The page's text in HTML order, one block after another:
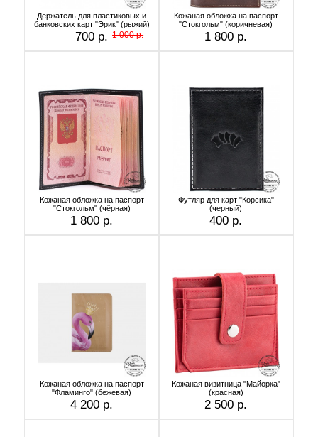
Держатель для пластиковых и
банковских карт "Эрик" (рыжий)
700 р. 1 000 р.
Кожаная обложка на паспорт
"Стокгольм" (коричневая)
1 800 р.
Кожаная обложка на паспорт
"Стокгольм" (чёрная)
1 800 р.
Футляр для карт "Корсика"
(черный)
400 р.
Кожаная обложка на паспорт
"Фламинго" (бежевая)
4 200 р.
Кожаная визитница "Майорка"
(красная)
2 500 р.